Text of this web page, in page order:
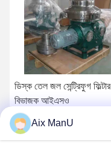
ডিস্ক তেল জল সেন্ট্রিফুগ ফিল্টার
বিভাজক আইএসও
সেরা দাম পান
Aix ManU